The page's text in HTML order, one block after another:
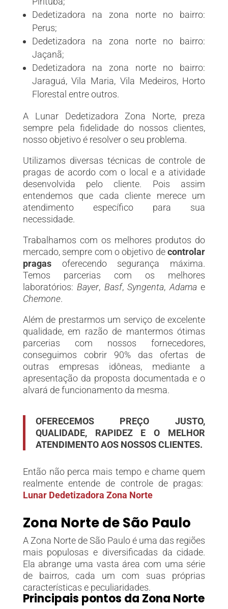
Dedetizadora na zona norte no bairro:
Perus;
Dedetizadora na zona norte no bairro:
Jaçanã;
Dedetizadora na zona norte no bairro:
Jaraguá, Vila Maria, Vila Medeiros, Horto
Florestal entre outros.
A Lunar Dedetizadora Zona Norte, preza
sempre pela fidelidade do nossos clientes,
nosso objetivo é resolver o seu problema.
Utilizamos diversas técnicas de controle de
pragas de acordo com o local e a atividade
desenvolvida pelo cliente. Pois assim
entendemos que cada cliente merece um
atendimento específico para sua
necessidade.
Trabalhamos com os melhores produtos do
mercado, sempre com o objetivo decontrolar
pragasoferecendo segurança máxima.
Temos parcerias com os melhores
laboratórios: Bayer, Basf,Syngenta, Adamae
Chemone.
Além de prestarmos um serviço de excelente
qualidade, em razão de mantermos ótimas
parcerias com nossos fornecedores,
conseguimos cobrir 90% das ofertas de
outras empresas idôneas, mediante a
apresentação da proposta documentada e o
alvará de funcionamento da mesma.
OFERECEMOS PREÇO JUSTO,
QUALIDADE, RAPIDEZ E O MELHOR
ATENDIMENTO AOS NOSSOS CLIENTES.
Então não perca mais tempo e chame quem
realmente entende de controle de pragas:
Lunar Dedetizadora Zona Norte
Zona Norte de São Paulo
A Zona Norte de São Paulo é uma das regiões
mais populosas e diversificadas da cidade.
Ela abrange uma vasta área com uma série
de bairros, cada um com suas próprias
características e peculiaridades.
Principais pontos da Zona Norte